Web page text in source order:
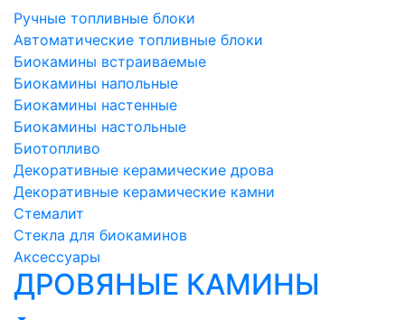
Ручные топливные блоки
Автоматические топливные блоки
Биокамины встраиваемые
Биокамины напольные
Биокамины настенные
Биокамины настольные
Биотопливо
Декоративные керамические дрова
Декоративные керамические камни
Стемалит
Стекла для биокаминов
Аксессуары
ДРОВЯНЫЕ КАМИНЫ